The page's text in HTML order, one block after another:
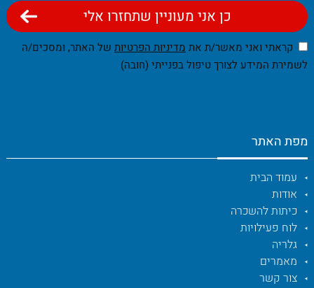
קראתי ואני מאשר/ת את מדיניות הפרטיותשל האתר, ומסכים/ה
לשמירת המידע לצורך טיפול בפנייתי (חובה)
מפת האתר
עמוד הבית
אודות
כיתות להשכרה
לוח פעילויות
גלריה
מאמרים
צור קשר